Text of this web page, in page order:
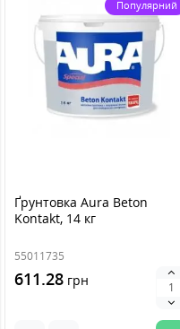
Популярний
Ґрунтовка Aura Beton
Kontakt, 14 кг
55011735
611.28 грн